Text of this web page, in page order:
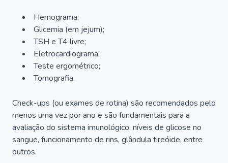
Hemograma;
Glicemia (em jejum);
TSH e T4 livre;
Eletrocardiograma;
Teste ergométrico;
Tomografia.
Check-ups (ou exames de rotina) são recomendados pelo
menos uma vez por ano e são fundamentais para a
avaliação do sistema imunológico, níveis de glicose no
sangue, funcionamento de rins, glândula tireóide, entre
outros.